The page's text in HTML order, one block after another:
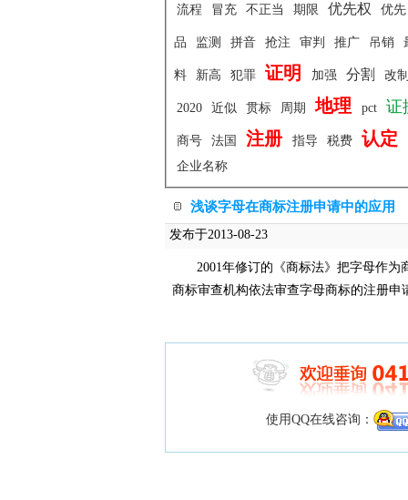
流程 冒充 不正当 期限 优先权 优
品 监测 拼音 抢注 审判 推广 吊销
料 新高 犯罪 证明 加强 分割 改
2020 近似 贯标 周期 地理 pct
商号 法国 注册 指导 税费 认定
企业名称
浅谈字母在商标注册申请中的应用
发布于2013-08-23
2001年修订的《商标法》把字母作
商标审查机构依法审查字母商标的注册申
使用QQ在线咨询：